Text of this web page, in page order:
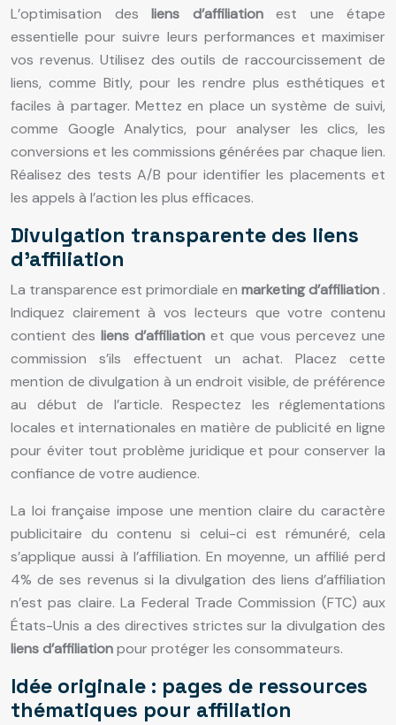
L’optimisation des liens d’affiliation est une étape
essentielle pour suivre leurs performances et maximiser
vos revenus. Utilisez des outils de raccourcissement de
liens, comme Bitly, pour les rendre plus esthétiques et
faciles à partager. Mettez en place un système de suivi,
comme Google Analytics, pour analyser les clics, les
conversions et les commissions générées par chaque lien.
Réalisez des tests A/B pour identifier les placements et
les appels à l’action les plus efficaces.
Divulgation transparente des liens
d’affiliation
La transparence est primordiale en marketing d’affiliation .
Indiquez clairement à vos lecteurs que votre contenu
contient des liens d’affiliation et que vous percevez une
commission s’ils effectuent un achat. Placez cette
mention de divulgation à un endroit visible, de préférence
au début de l’article. Respectez les réglementations
locales et internationales en matière de publicité en ligne
pour éviter tout problème juridique et pour conserver la
confiance de votre audience.
La loi française impose une mention claire du caractère
publicitaire du contenu si celui-ci est rémunéré, cela
s’applique aussi à l’affiliation. En moyenne, un affilié perd
4% de ses revenus si la divulgation des liens d’affiliation
n’est pas claire. La Federal Trade Commission (FTC) aux
États-Unis a des directives strictes sur la divulgation des
liens d’affiliationpour protéger les consommateurs.
Idée originale : pages de ressources
thématiques pour affiliation